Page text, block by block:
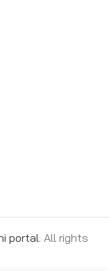
portal. All rights